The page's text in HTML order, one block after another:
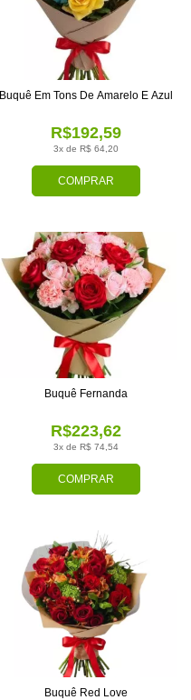
COMPRAR
3x de R$ 64,20
R$192,59
Buquê Em Tons De Amarelo E Azul
COMPRAR
3x de R$ 74,54
R$223,62
Buquê Fernanda
Buquê Red Love